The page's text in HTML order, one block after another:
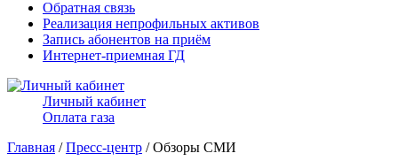
Обратная связь
Реализация непрофильных активов
Запись абонентов на приём
Интернет-приемная ГД
Личный кабинет
Оплата газа
Главная /Пресс-центр / Обзоры СМИ